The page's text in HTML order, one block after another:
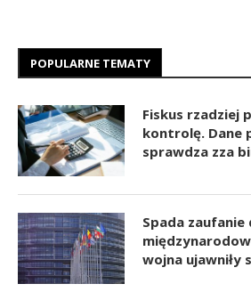
POPULARNE TEMATY
Fiskus rzadziej
kontrolę. Dane
sprawdza zza
Spada
wojna ujawniły